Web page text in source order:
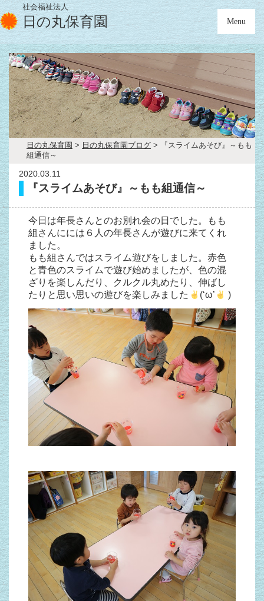
社会福祉法人
日の丸保育園 Menu
日の丸保育園 > 日の丸保育園ブログ >
『スライムあそび』～もも
組通信～
2020.03.11
『スライムあそび』～もも組通信～
今日は年長さんとのお別れ会の日でした。もも
組さんにには６人の年長さんが遊びに来てくれ
ました。
もも組さんではスライム遊びをしました。赤色
と青色のスライムで遊び始めましたが、色の混
ざりを楽しんだり、クルクル丸めたり、伸ばし
たりと思い思いの遊びを楽しみました
(‘ω’ )